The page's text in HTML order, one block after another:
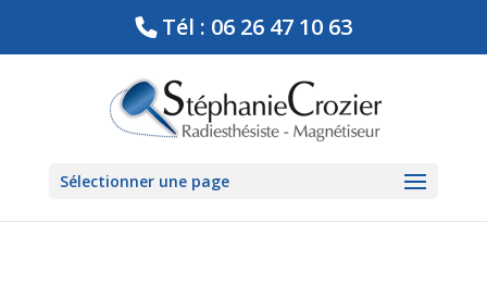
Tél : 06 26 47 10 63
Sélectionner une page